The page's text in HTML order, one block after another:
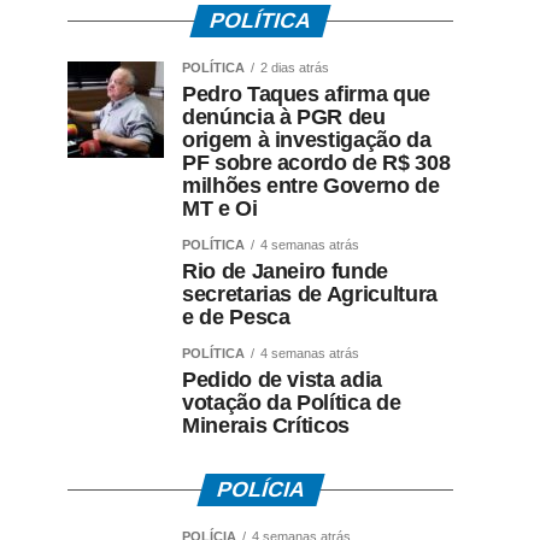
POLÍTICA
POLÍTICA 2 dias atrás
Pedro Taques afirma que
denúncia à PGR deu
origem à investigação da
PF sobre acordo de R$ 308
milhões entre Governo de
MT e Oi
POLÍTICA 4 semanas atrás
Rio de Janeiro funde
secretarias de Agricultura
e de Pesca
POLÍTICA 4 semanas atrás
Pedido de vista adia
votação da Política de
Minerais Críticos
POLÍCIA
POLÍCIA 4 semanas atrás